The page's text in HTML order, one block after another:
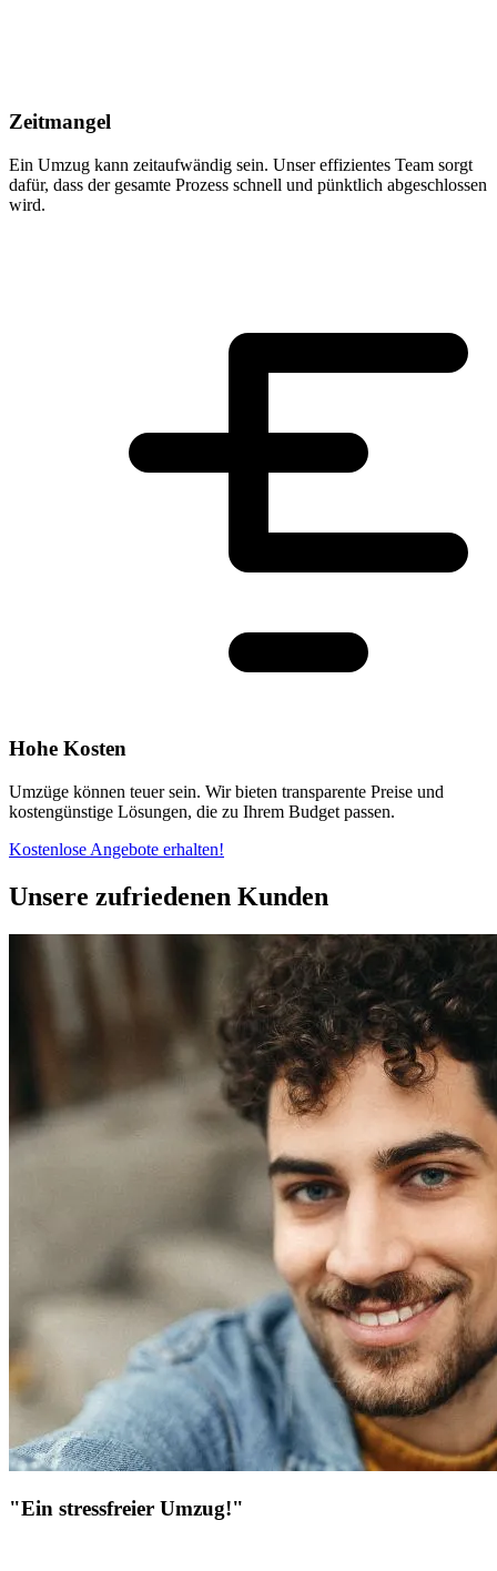
Zeitmangel
Ein Umzug kann zeitaufwändig sein. Unser effizientes Team sorgt
dafür, dass der gesamte Prozess schnell und pünktlich abgeschlossen
wird.
Hohe Kosten
Umzüge können teuer sein. Wir bieten transparente Preise und
kostengünstige Lösungen, die zu Ihrem Budget passen.
Kostenlose Angebote erhalten!
Unsere zufriedenen Kunden
"Ein stressfreier Umzug!"